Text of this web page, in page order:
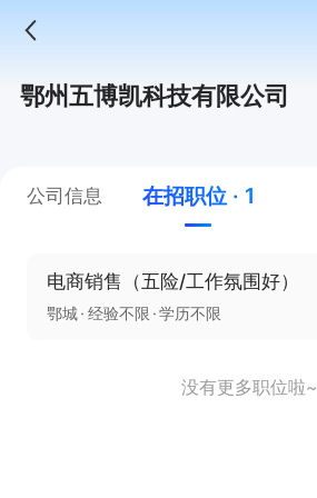
鄂州五博凯科技有限公司
公司信息 在招职位 · 1
电商销售（五险/工作氛围好）
鄂城 经验不限 学历不限
没有更多职位啦~